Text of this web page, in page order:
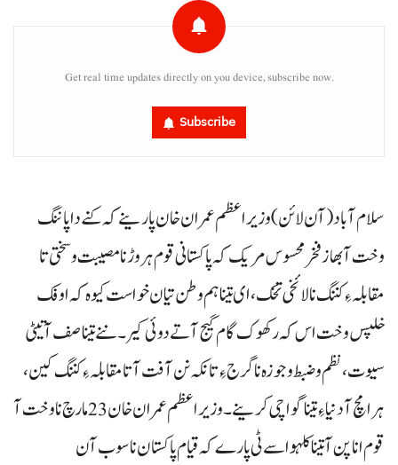
Get real time updates directly on you device, subscribe now.
Subscribe
سلام آباد( آن لائن ) وزیراعظم عمران خان پارینے کہ کنے دا پاننگ
وخت آ بھاز فخر محسوس مریک کہ پاکستانی قوم ہر وڑ نا مصیبت و سختی تا
مقابلہ ءِ کننگ نا لائخی تخک، ای تینا ہم وطن تیان خواست کیوہ کہ اوفک
خلپس وخت اس کہ رکھوک گام گیج آتے دوئی کیر۔ ننے تینا صف آتیٹی
سیوت، نظم و ضبط و جوزہ نا گرج ءِ تانکہ نن آفت آتا مقابلہ ءِ کننگ کین،
ہرا مچ آ دنیا ءِ تینا گواچی کرینے۔ وزیراعظم عمران خان 23 مارچ نا وخت آ
قوم انا پن آ تینا کلہو اسے ٹی پارے کہ قیام پاکستان نا سوب آن